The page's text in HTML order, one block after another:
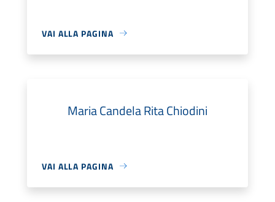
VAI ALLA PAGINA
Maria Candela Rita Chiodini
VAI ALLA PAGINA